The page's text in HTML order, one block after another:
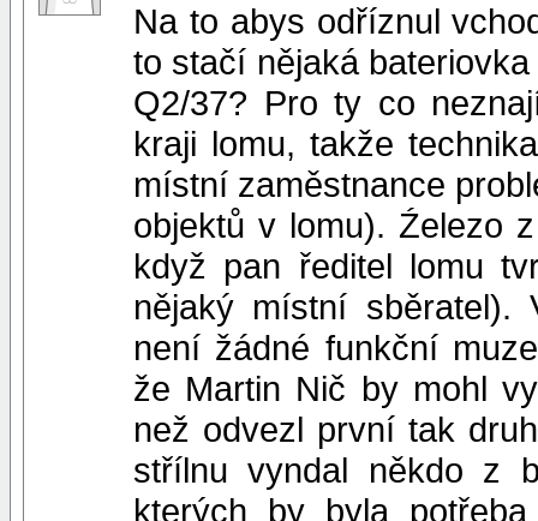
Na to abys odříznul
to stačí nějaká
Q2/37? Pro ty co
kraji lomu, takže
místní zaměstnance
objektů v lomu). Źelezo
když pan ředitel lomu
nějaký místní sběratel).
není žádné funkční
že Martin Nič by mohl
než odvezl první tak
střílnu vyndal někdo z
kterých by byla